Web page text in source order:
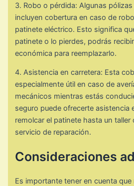
3. Robo o pérdida: Algunas
incluyen cobertura en caso de
patinete eléctrico. Esto significa
patinete o lo pierdes, podrás
económica para reemplazarlo.
4. Asistencia en carretera: Esta
especialmente útil en caso de
mecánicos mientras estás
seguro puede ofrecerte asistencia
remolcar el patinete hasta un
servicio de reparación.
Consideraciones
Es importante tener en cuenta